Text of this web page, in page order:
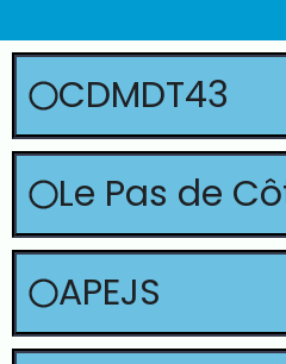
CDMDT43
Le Pas de
APEJS